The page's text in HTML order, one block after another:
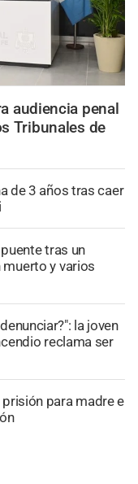
audiencia penal
Tribunales de
de 3 años tras caer
tras un
muerto y varios
la joven
reclama ser
para madre e